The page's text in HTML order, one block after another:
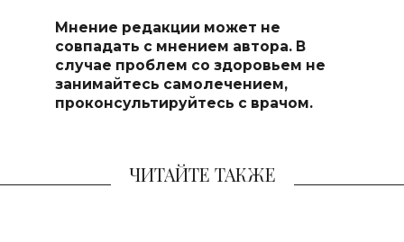
Мнение редакции может не
совпадать с мнением автора. В
случае проблем со здоровьем не
занимайтесь самолечением,
проконсультируйтесь с врачом.
ЧИТАЙТЕ ТАКЖЕ